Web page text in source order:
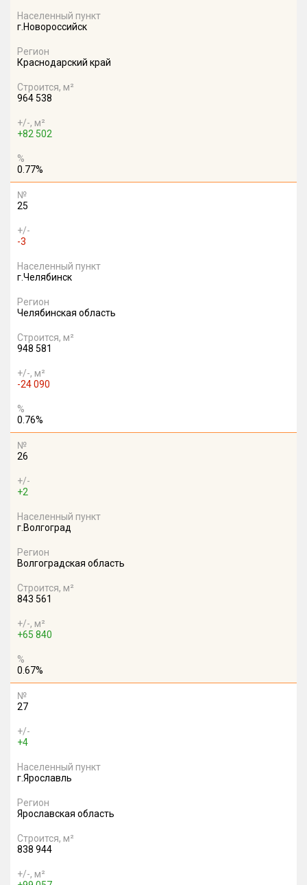
Населенный пункт
г.Новороссийск
Регион
Краснодарский край
Строится, м²
964 538
+/-, м²
+82 502
%
0.77%
№
25
+/-
-3
Населенный пункт
г.Челябинск
Регион
Челябинская область
Строится, м²
948 581
+/-, м²
-24 090
%
0.76%
№
26
+/-
+2
Населенный пункт
г.Волгоград
Регион
Волгоградская область
Строится, м²
843 561
+/-, м²
+65 840
%
0.67%
№
27
+/-
+4
Населенный пункт
г.Ярославль
Регион
Ярославская область
Строится, м²
838 944
+/-, м²